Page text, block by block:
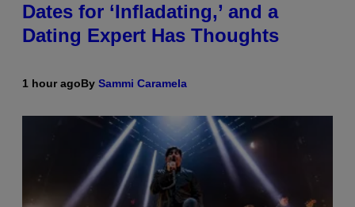
Dates for ‘Infladating,’ and a
Dating Expert Has Thoughts
1 hour agoBy Sammi Caramela